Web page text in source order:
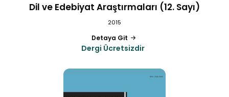
Dil ve Edebiyat Araştırmaları (12. Sayı)
2015
Detaya Git
Dergi Ücretsizdir